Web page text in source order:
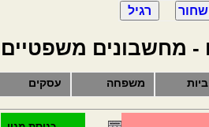
- מחשבונים משפטיים
משפחה עסקים